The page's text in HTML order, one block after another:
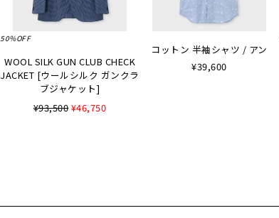
50%OFF
WOOL SILK GUN CLUB CHECK
JACKET [ウールシルク ガンクラ
ブジャケット]
¥93,500¥46,750
コットン 半袖シャツ / アン
¥39,600